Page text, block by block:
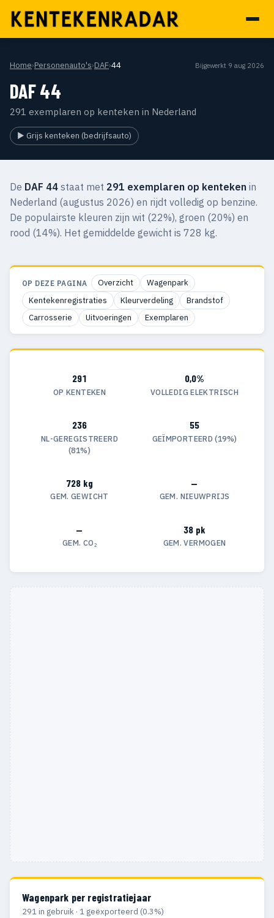
Home›Personenauto's›DAF›44 Bijgewerkt 9 aug 2026
DAF 44
291 exemplaren op kenteken in Nederland
▶ Grijs kenteken (bedrijfsauto)
De DAF 44 staat met 291 exemplaren op kenteken in
Nederland (augustus 2026) en rijdt volledig op benzine.
De populairste kleuren zijn wit (22%), groen (20%) en
rood (14%). Het gemiddelde gewicht is 728 kg.
OP DEZE PAGINA Overzicht
Wagenpark
Kentekenregistraties
Kleurverdeling
Brandstof
Carrosserie
Uitvoeringen Exemplaren
291
OP KENTEKEN
0,0%
VOLLEDIG ELEKTRISCH
236
NL-GEREGISTREERD
(81%)
55
GEÏMPORTEERD (19%)
728 kg
GEM. GEWICHT
—
GEM. NIEUWPRIJS
—
GEM. CO₂
38 pk
GEM. VERMOGEN
Wagenpark per registratiejaar
291 in gebruik · 1 geëxporteerd (0.3%)